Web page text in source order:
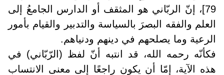
79]، إنّ الربّاني هو المثقف أو الدارس الجامعُ إلى
العلم والفقه البصرَ بالسياسة والتدبير والقيام بأمور
الرعية وما يصلحهم في دينهم ودنياهم.
فكأنّه رحمه الله، قد انتبه أنّ لفظ (الرّبّاني) في
هذه الآية، إمّا أن يكون راجعًا إلى معنى الانتساب